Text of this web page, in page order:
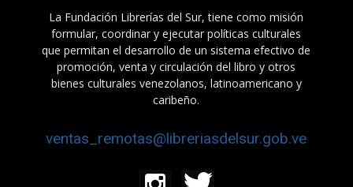
La Fundación Librerías del Sur, tiene como misión
formular, coordinar y ejecutar políticas culturales
que permitan el desarrollo de un sistema efectivo de
promoción, venta y circulación del libro y otros
bienes culturales venezolanos, latinoamericano y
caribeño.
ventas_remotas@libreriasdelsur.gob.ve